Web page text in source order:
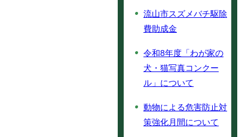
流山市スズメバチ駆除
費助成金
令和8年度「わが家の
犬・猫写真コンクー
ル」について
動物による危害防止対
策強化月間について